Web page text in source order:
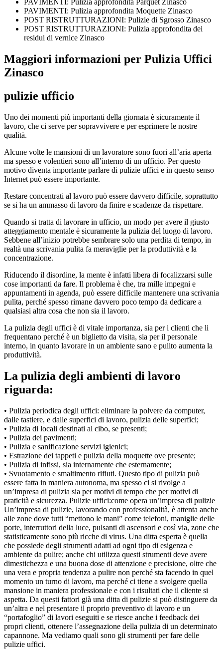
PAVIMENTI: Pulizia approfondita Parquet Zinasco
PAVIMENTI: Pulizia approfondita Moquette Zinasco
POST RISTRUTTURAZIONI: Pulizie di Sgrosso Zinasco
POST RISTRUTTURAZIONI: Pulizia approfondita dei
residui di vernice Zinasco
Maggiori informazioni per Pulizia Uffici
Zinasco
pulizie ufficio
Uno dei momenti più importanti della giornata è sicuramente il
lavoro, che ci serve per sopravvivere e per esprimere le nostre
qualità.
Alcune volte le mansioni di un lavoratore sono fuori all’aria aperta
ma spesso e volentieri sono all’interno di un ufficio. Per questo
motivo diventa importante parlare di pulizie uffici e in questo senso
Internet può essere importante.
Restare concentrati al lavoro può essere davvero difficile, soprattutto
se si ha un ammasso di lavoro da finire e scadenze da rispettare.
Quando si tratta di lavorare in ufficio, un modo per avere il giusto
atteggiamento mentale è sicuramente la pulizia del luogo di lavoro.
Sebbene all’inizio potrebbe sembrare solo una perdita di tempo, in
realtà una scrivania pulita fa meraviglie per la produttività e la
concentrazione.
Riducendo il disordine, la mente è infatti libera di focalizzarsi sulle
cose importanti da fare. Il problema è che, tra mille impegni e
appuntamenti in agenda, può essere difficile mantenere una scrivania
pulita, perché spesso rimane davvero poco tempo da dedicare a
qualsiasi altra cosa che non sia il lavoro.
La pulizia degli uffici è di vitale importanza, sia per i clienti che li
frequentano perché è un biglietto da visita, sia per il personale
interno, in quanto lavorare in un ambiente sano e pulito aumenta la
produttività.
La pulizia degli ambienti di lavoro
riguarda:
• Pulizia periodica degli uffici: eliminare la polvere da computer,
dalle tastiere, e dalle superfici di lavoro, pulizia delle superfici;
• Pulizia di locali destinati al cibo, se presenti;
• Pulizia dei pavimenti;
• Pulizia e sanificazione servizi igienici;
• Estrazione dei tappeti e pulizia della moquette ove presente;
• Pulizia di infissi, sia internamente che esternamente;
• Svuotamento e smaltimento rifiuti. Questo tipo di pulizia può
essere fatta in maniera autonoma, ma spesso ci si rivolge a
un’impresa di pulizia sia per motivi di tempo che per motivi di
praticità e sicurezza. Pulizie uffici:come opera un’impresa di pulizie
Un’impresa di pulizie, lavorando con professionalità, è attenta anche
alle zone dove tutti “mettono le mani” come telefoni, maniglie delle
porte, interruttori della luce, pulsanti di ascensori e così via, zone che
statisticamente sono più ricche di virus. Una ditta esperta è quella
che possiede degli strumenti adatti ad ogni tipo di esigenza e
ambiente da pulire; anche chi utilizza questi strumenti deve avere
dimestichezza e una buona dose di attenzione e precisione, oltre che
una vera e propria tendenza a pulire non perché sta facendo in quel
momento un turno di lavoro, ma perché ci tiene a svolgere quella
mansione in maniera professionale e con i risultati che il cliente si
aspetta. Da questi fattori già una ditta di pulizie si può distinguere da
un’altra e nel presentare il proprio preventivo di lavoro e un
“portafoglio” di lavori eseguiti e se riesce anche i feedback dei
propri clienti, ottenere l’assegnazione della pulizia di un determinato
capannone. Ma vediamo quali sono gli strumenti per fare delle
pulizie uffici.